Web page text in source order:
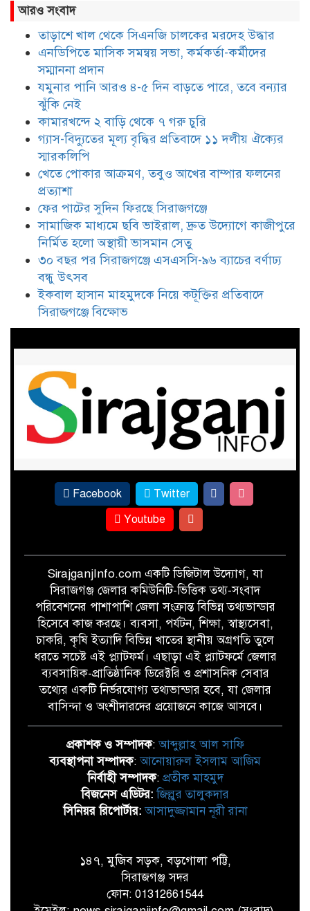
গ্যাস-বিদ্যুতের মূল্য বৃদ্ধির প্রতিবাদে
খেতে পোকার আক্রমণ, তবুও আখের
বাম্পার ফলনের প্রত্যাশা
ফের পাটের সুদিন ফিরছে সিরাজগঞ্জে
সামাজিক মাধ্যমে ছবি ভাইরাল, দ্রুত
উদ্যোগে কাজীপুরে নির্মিত হলো
৩০ বছর পর সিরাজগঞ্জে এসএসসি-৯৬
কটূক্তির প্রতিবাদে সিরাজগঞ্জে বিক্ষোভ
আরও সংবাদ
তাড়াশে খাল থেকে সিএনজি চালকের মরদেহ উদ্ধার
এনডিপিতে মাসিক সমন্বয় সভা, কর্মকর্তা-কর্মীদের
সম্মাননা প্রদান
যমুনার পানি আরও ৪-৫ দিন বাড়তে পারে, তবে বন্যার
ঝুঁকি নেই
কামারখন্দে ২ বাড়ি থেকে ৭ গরু চুরি
গ্যাস-বিদ্যুতের মূল্য বৃদ্ধির প্রতিবাদে ১১ দলীয় ঐক্যের
স্মারকলিপি
খেতে পোকার আক্রমণ, তবুও আখের বাম্পার ফলনের
প্রত্যাশা
ফের পাটের সুদিন ফিরছে সিরাজগঞ্জে
সামাজিক মাধ্যমে ছবি ভাইরাল, দ্রুত উদ্যোগে কাজীপুরে
নির্মিত হলো অস্থায়ী ভাসমান সেতু
৩০ বছর পর সিরাজগঞ্জে এসএসসি-৯৬ ব্যাচের বর্ণাঢ্য
বন্ধু উৎসব
ইকবাল হাসান মাহমুদকে নিয়ে কটূক্তির প্রতিবাদে
সিরাজগঞ্জে বিক্ষোভ
Facebook
Twitter
Youtube
SirajganjInfo.com একটি ডিজিটাল উদ্যোগ, যা
সিরাজগঞ্জ জেলার কমিউনিটি-ভিত্তিক তথ্য-সংবাদ
পরিবেশনের পাশাপাশি জেলা সংক্রান্ত বিভিন্ন তথ্যভান্ডার
হিসেবে কাজ করছে। ব্যবসা, পর্যটন, শিক্ষা, স্বাস্থ্যসেবা,
চাকরি, কৃষি ইত্যাদি বিভিন্ন খাতের স্থানীয় অগ্রগতি তুলে
ধরতে সচেষ্ট এই প্ল্যাটফর্ম। এছাড়া এই প্ল্যাটফর্মে জেলার
ব্যবসায়িক-প্রাতিষ্ঠানিক ডিরেক্টরি ও প্রশাসনিক সেবার
তথ্যের একটি নির্ভরযোগ্য তথ্যভান্ডার হবে, যা জেলার
বাসিন্দা ও অংশীদারদের প্রয়োজনে কাজে আসবে।
প্রকাশক ও সম্পাদক:আব্দুল্লাহ আল সাফি
ব্যবস্থাপনা সম্পাদক:আনোয়ারুল ইসলাম আজিম
নির্বাহী সম্পাদক: প্রতীক মাহমুদ
বিজনেস এডিটর: জিল্লুর তালুকদার
সিনিয়র রিপোর্টার: আসাদুজ্জামান নূরী রানা
১৪৭, মুজিব সড়ক, বড়গোলা পট্টি,
সিরাজগঞ্জ সদর
ফোন: 01312661544